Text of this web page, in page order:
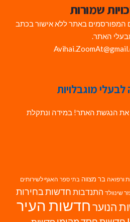
שמורות
המפורסמים באתר ללא אישור בכתב
האתר.
מוגבלויות
את הנגשת האתר! במידה ונתקלת
ורפואה בר מצווה בתי ספר האגף לשירותים
שינוולד התנדבות חדשות בחירות
הנוערחדשות העיר